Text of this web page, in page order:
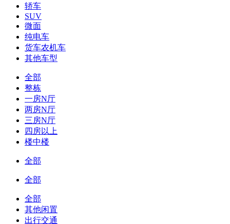
轿车
SUV
微面
纯电车
货车农机车
其他车型
全部
整栋
一房N厅
两房N厅
三房N厅
四房以上
楼中楼
全部
全部
全部
其他闲置
出行交通